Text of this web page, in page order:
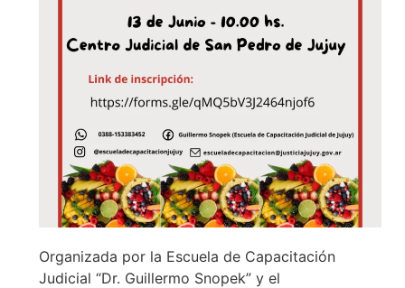
Organizada por la Escuela de Capacitación
Judicial “Dr. Guillermo Snopek” y el